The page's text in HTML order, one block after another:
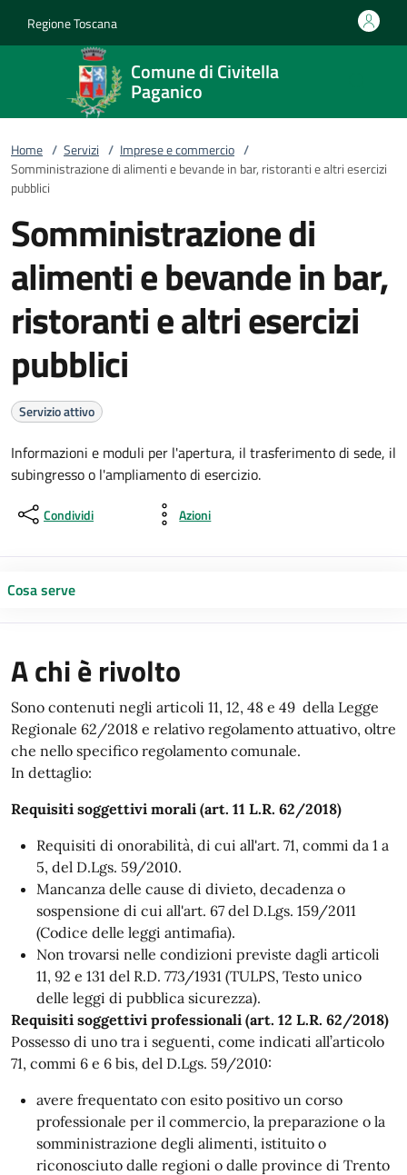
Regione Toscana
Comune di Civitella
Paganico
Home / Servizi / Imprese e commercio /
Somministrazione di alimenti e bevande in bar, ristoranti e altri esercizi
pubblici
Somministrazione di
alimenti e bevande in bar,
ristoranti e altri esercizi
pubblici
Servizio attivo
Informazioni e moduli per l'apertura, il trasferimento di sede, il
subingresso o l'ampliamento di esercizio.
Condividi Azioni
Cosa serve
A chi è rivolto
Sono contenuti negli articoli 11, 12, 48 e 49 della Legge
Regionale 62/2018 e relativo regolamento attuativo, oltre
che nello specifico regolamento comunale.
In dettaglio:
Requisiti soggettivi morali (art. 11 L.R. 62/2018)
Requisiti di onorabilità, di cui all'art. 71, commi da 1 a
5, del D.Lgs. 59/2010.
Mancanza delle cause di divieto, decadenza o
sospensione di cui all'art. 67 del D.Lgs. 159/2011
(Codice delle leggi antimafia).
Non trovarsi nelle condizioni previste dagli articoli
11, 92 e 131 del R.D. 773/1931 (TULPS, Testo unico
delle leggi di pubblica sicurezza).
Requisiti soggettivi professionali (art. 12 L.R. 62/2018)
Possesso di uno tra i seguenti, come indicati all’articolo
71, commi 6 e 6 bis, del D.Lgs. 59/2010:
avere frequentato con esito positivo un corso
professionale per il commercio, la preparazione o la
somministrazione degli alimenti, istituito o
riconosciuto dalle regioni o dalle province di Trento